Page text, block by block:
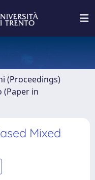
(Proceedings)
(Paper in
Mixed